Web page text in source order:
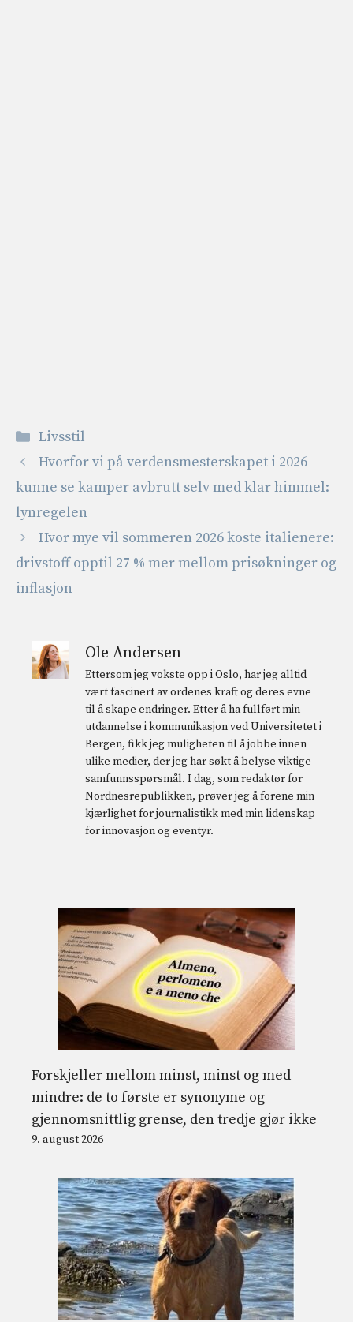
Kategorier
Livsstil
Hvorfor vi på verdensmesterskapet i 2026
kunne se kamper avbrutt selv med klar himmel:
lynregelen
Hvor mye vil sommeren 2026 koste italienere:
drivstoff opptil 27 % mer mellom prisøkninger og
inflasjon
Ole Andersen
Ettersom jeg vokste opp i Oslo, har jeg alltid
vært fascinert av ordenes kraft og deres evne
til å skape endringer. Etter å ha fullført min
utdannelse i kommunikasjon ved Universitetet i
Bergen, fikk jeg muligheten til å jobbe innen
ulike medier, der jeg har søkt å belyse viktige
samfunnsspørsmål. I dag, som redaktør for
Nordnesrepublikken, prøver jeg å forene min
kjærlighet for journalistikk med min lidenskap
for innovasjon og eventyr.
Forskjeller mellom minst, minst og med
mindre: de to første er synonyme og
gjennomsnittlig grense, den tredje gjør ikke
9. august 2026